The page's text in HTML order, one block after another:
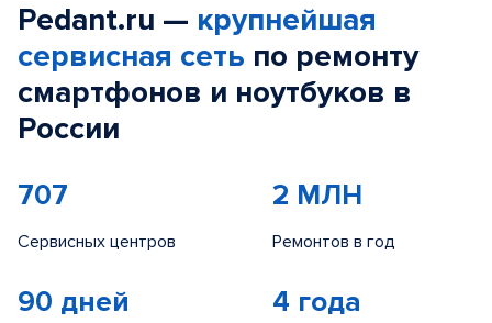
Pedant.ru — крупнейшая
сервисная сеть по ремонту
смартфонов и ноутбуков в
России
707
Сервисных центров
2 МЛН
Ремонтов в год
90 дней 4 года